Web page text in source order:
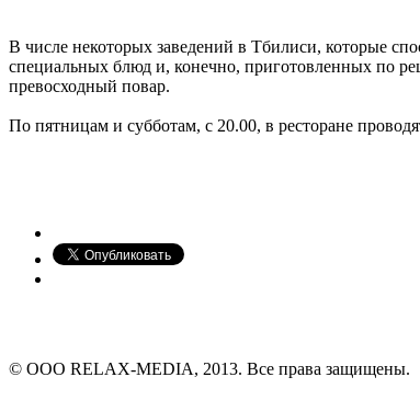
В числе некоторых заведений в Тбилиси, которые
специальных блюд и, конечно, приготовленных по
превосходный повар.
По пятницам и субботам, с 20.00, в ресторане
© ООО RELAX-MEDIA, 2013. Все права защищены.